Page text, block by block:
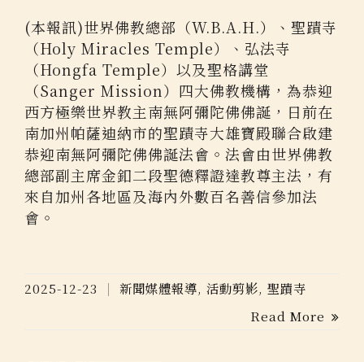
(本報訊)世界佛教總部（W.B.A.H.）、聖蹟寺
（Holy Miracles Temple）、弘法寺
（Hongfa Temple）以及聖格講堂
（Sanger Mission）四大佛教機構，為恭迎
西方極樂世界教主南無阿彌陀佛佛誕，日前在
南加州帕薩迪納市的聖蹟寺大雄寶殿聯合啟建
恭迎南無阿彌陀佛佛誕法會。法會由世界佛教
總部副主席金釦二段聖德釋證達教尊主法，有
來自加州各地區及海內外數百名善信參加法
會。
2025-12-23 新聞媒體報導, 活動剪影, 聖蹟寺
Read More